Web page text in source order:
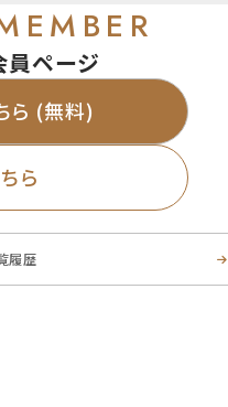
員ページ
ら (無料)
ら
履歴